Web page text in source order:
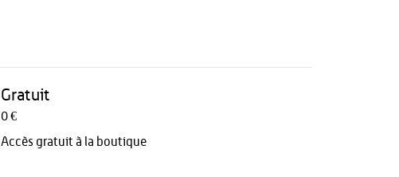
Gratuit
0 €
Accès gratuit à la boutique